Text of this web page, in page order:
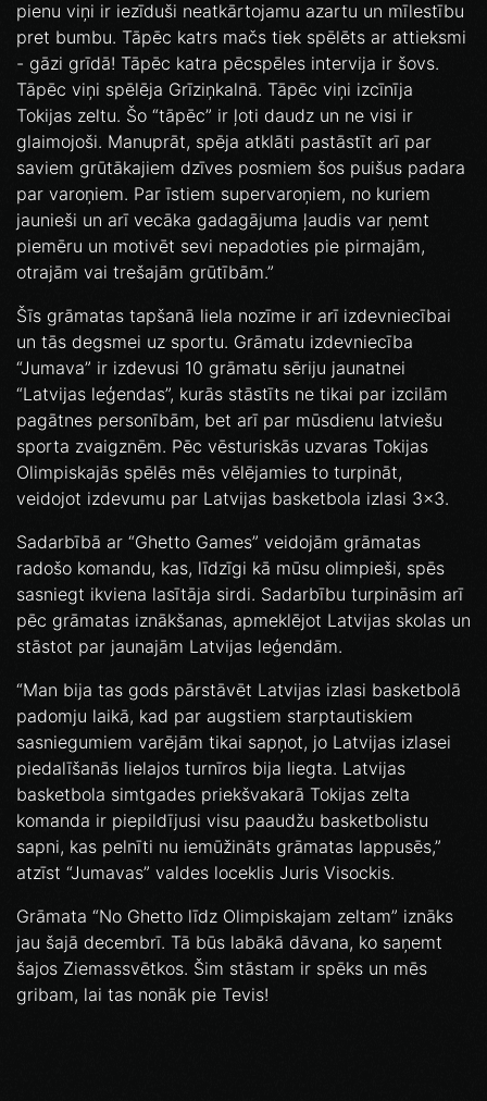
pienu viņi ir iezīduši neatkārtojamu azartu un mīlestību
pret bumbu. Tāpēc katrs mačs tiek spēlēts ar attieksmi
- gāzi grīdā! Tāpēc katra pēcspēles intervija ir šovs.
Tāpēc viņi spēlēja Grīziņkalnā. Tāpēc viņi izcīnīja
Tokijas zeltu. Šo “tāpēc” ir ļoti daudz un ne visi ir
glaimojoši. Manuprāt, spēja atklāti pastāstīt arī par
saviem grūtākajiem dzīves posmiem šos puišus padara
par varoņiem. Par īstiem supervaroņiem, no kuriem
jaunieši un arī vecāka gadagājuma ļaudis var ņemt
piemēru un motivēt sevi nepadoties pie pirmajām,
otrajām vai trešajām grūtībām.”
Šīs grāmatas tapšanā liela nozīme ir arī izdevniecībai
un tās degsmei uz sportu. Grāmatu izdevniecība
“Jumava” ir izdevusi 10 grāmatu sēriju jaunatnei
“Latvijas leģendas”, kurās stāstīts ne tikai par izcilām
pagātnes personībām, bet arī par mūsdienu latviešu
sporta zvaigznēm. Pēc vēsturiskās uzvaras Tokijas
Olimpiskajās spēlēs mēs vēlējamies to turpināt,
veidojot izdevumu par Latvijas basketbola izlasi 3x3.
Sadarbībā ar “Ghetto Games” veidojām grāmatas
radošo komandu, kas, līdzīgi kā mūsu olimpieši, spēs
sasniegt ikviena lasītāja sirdi. Sadarbību turpināsim arī
pēc grāmatas iznākšanas, apmeklējot Latvijas skolas un
stāstot par jaunajām Latvijas leģendām.
“Man bija tas gods pārstāvēt Latvijas izlasi basketbolā
padomju laikā, kad par augstiem starptautiskiem
sasniegumiem varējām tikai sapņot, jo Latvijas izlasei
piedalīšanās lielajos turnīros bija liegta. Latvijas
basketbola simtgades priekšvakarā Tokijas zelta
komanda ir piepildījusi visu paaudžu basketbolistu
sapni, kas pelnīti nu iemūžināts grāmatas lappusēs,”
atzīst “Jumavas” valdes loceklis Juris Visockis.
Grāmata “No Ghetto līdz Olimpiskajam zeltam” iznāks
jau šajā decembrī. Tā būs labākā dāvana, ko saņemt
šajos Ziemassvētkos. Šim stāstam ir spēks un mēs
gribam, lai tas nonāk pie Tevis!